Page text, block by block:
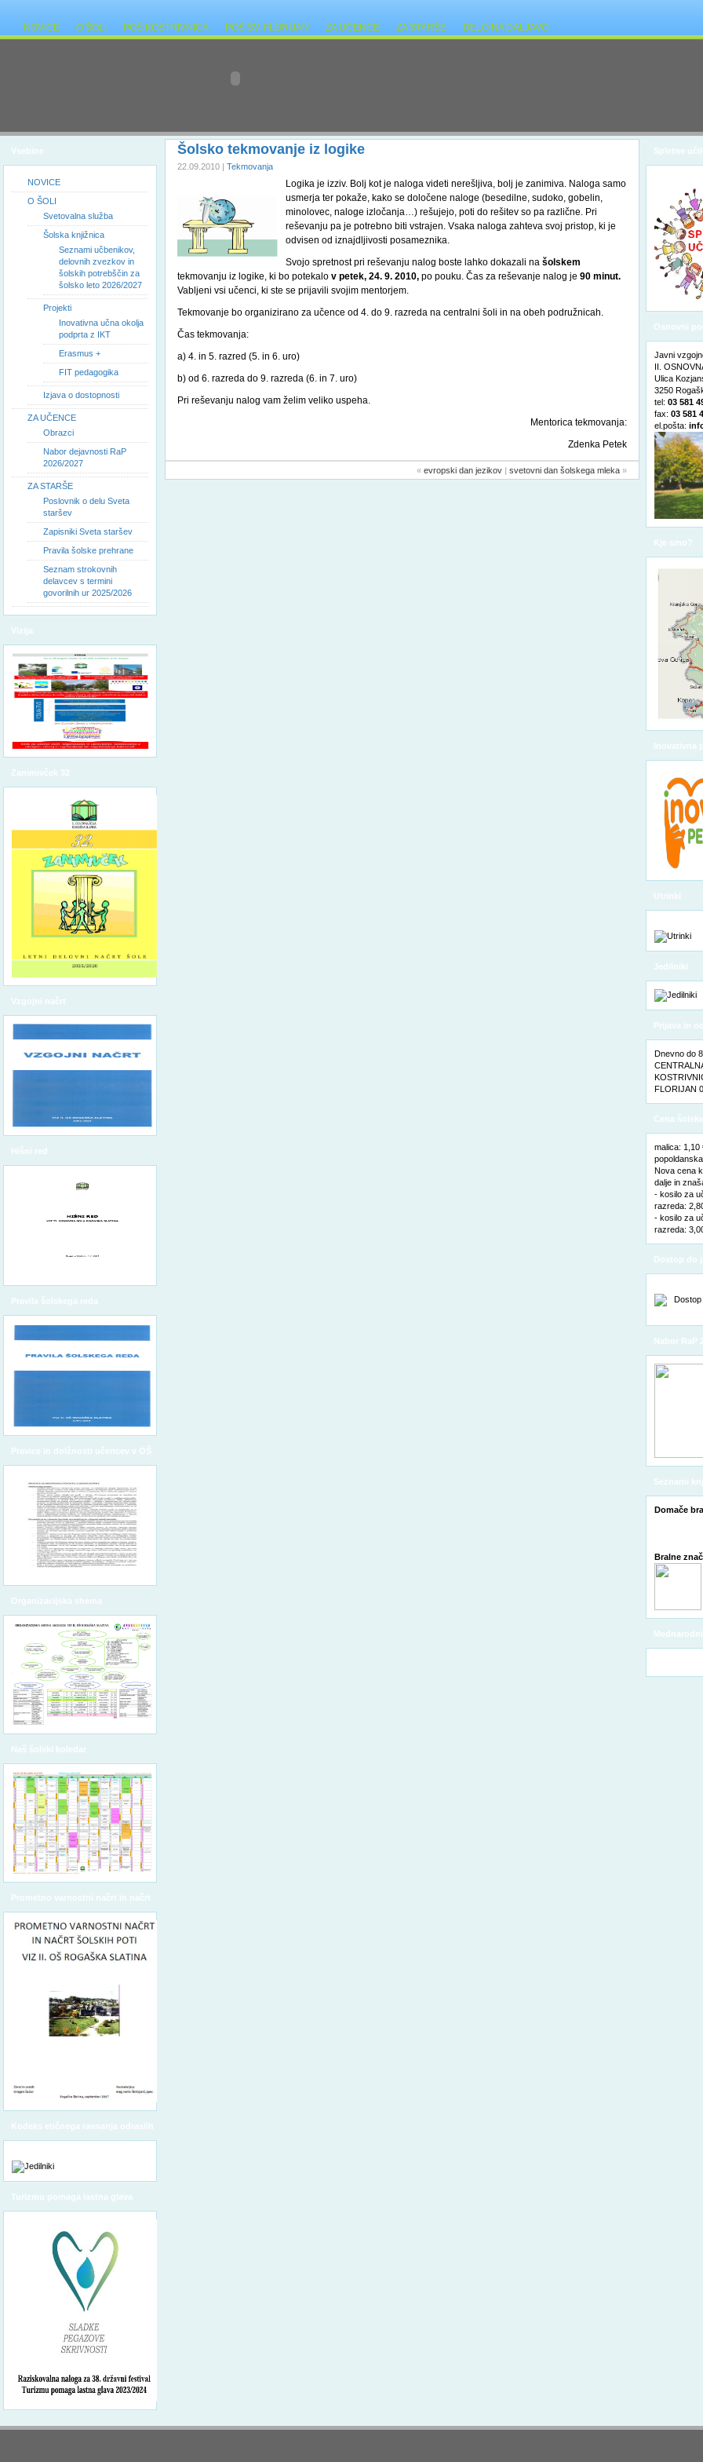
NOVICE O ŠOLI POŠ KOSTRIVNICA POŠ SV. FLORIJAN ZA UČENCE ZA STARŠE DELO NA DALJAVO
Vsebine
NOVICE
O ŠOLI
Svetovalna služba
Šolska knjižnica
Seznami učbenikov,
delovnih zvezkov in
šolskih potrebščin za
šolsko leto 2026/2027
Projekti
Inovativna učna okolja
podprta z IKT
Erasmus +
FIT pedagogika
Izjava o dostopnosti
ZA UČENCE
Obrazci
Nabor dejavnosti RaP
2026/2027
ZA STARŠE
Poslovnik o delu Sveta
staršev
Zapisniki Sveta staršev
Pravila šolske prehrane
Seznam strokovnih
delavcev s termini
govorilnih ur 2025/2026
Vizija
Zanimivček 32
Vzgojni načrt
Hišni red
Pravila šolskega reda
Pravice in dolžnosti učencev v OŠ
Organizacijska shema
Naš šolski koledar
Prometno varnostni načrt in načrt
šolskih poti
Kodeks etičnega ravnanja odraslih
Turizmu pomaga lastna glava
Šolsko tekmovanje iz logike
22.09.2010 | Tekmovanja
Logika je izziv. Bolj kot je naloga videti nerešljiva, bolj je zanimiva. Naloga samo
usmerja ter pokaže, kako se določene naloge (besedilne, sudoko, gobelin,
minolovec, naloge izločanja…) rešujejo, poti do rešitev so pa različne. Pri
reševanju pa je potrebno biti vstrajen. Vsaka naloga zahteva svoj pristop, ki je
odvisen od iznajdljivosti posameznika.
Svojo spretnost pri reševanju nalog boste lahko dokazali na šolskem
tekmovanju iz logike, ki bo potekalo v petek, 24. 9. 2010, po pouku. Čas za reševanje nalog je 90 minut.
Vabljeni vsi učenci, ki ste se prijavili svojim mentorjem.
Tekmovanje bo organizirano za učence od 4. do 9. razreda na centralni šoli in na obeh podružnicah.
Čas tekmovanja:
a) 4. in 5. razred (5. in 6. uro)
b) od 6. razreda do 9. razreda (6. in 7. uro)
Pri reševanju nalog vam želim veliko uspeha.
Mentorica tekmovanja:
Zdenka Petek
« evropski dan jezikov| svetovni dan šolskega mleka»
Spletne
Osnovni
Javni
II.
Ulica
3250
tel: 03 581
fax: 03 581
el.pošta:
Kje smo?
Inovativna
Utrinki
Jedilniki
Prijava in
Dnevno do
FLORIJAN
Cena
malica: 1,10
Nova cena
dalje in
- kosilo za
razreda:
- kosilo za
razreda:
Dostop do
Nabor RaP
Seznami
Domače
Bralne